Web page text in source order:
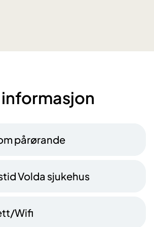
pårørande
Volda sjukehus
Wifi